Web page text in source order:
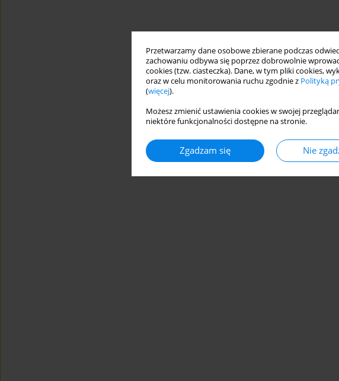
Przetwarzamy dane osobowe zbierane podczas
zachowaniu odbywa się poprzez dobrowolnie
cookies (tzw. ciasteczka). Dane, w tym pliki cookies,
oraz w celu monitorowania ruchu zgodnie z Polityką
(więcej).
Możesz zmienić ustawienia cookies w swojej
niektóre funkcjonalności dostępne na stronie.
Zgadzam się Nie